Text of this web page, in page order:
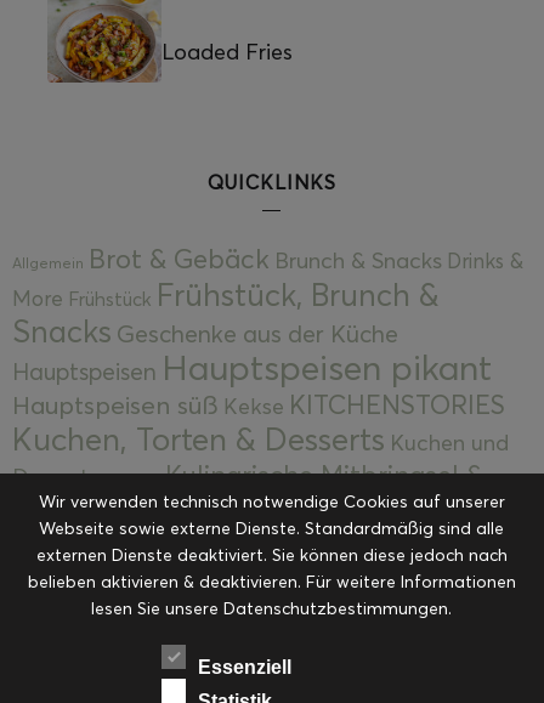
Loaded Fries
QUICKLINKS
Allgemein Brot & Gebäck Brunch & Snacks Drinks &
More Frühstück Frühstück, Brunch &
Snacks Geschenke aus der Küche
Hauptspeisen Hauptspeisen pikant
Hauptspeisen süß Kekse KITCHENSTORIES
Kuchen, Torten & Desserts Kuchen und
Desserts
Kulinarische Mitbringsel &
Eingemachtes Ohne Kategorie Ostern Resteküche
RezepteSaisonalSliderStartseite
Suppen, Salate & Vorspeisen Vorspeisen &
Vorspeisen, Salate & Suppen
Weihnachten Workshops & Events
Wir verwenden technisch notwendige Cookies auf unserer
Webseite sowie externe Dienste. Standardmäßig sind alle
externen Dienste deaktiviert. Sie können diese jedoch nach
belieben aktivieren & deaktivieren. Für weitere Informationen
lesen Sie unsere Datenschutzbestimmungen.
Essenziell